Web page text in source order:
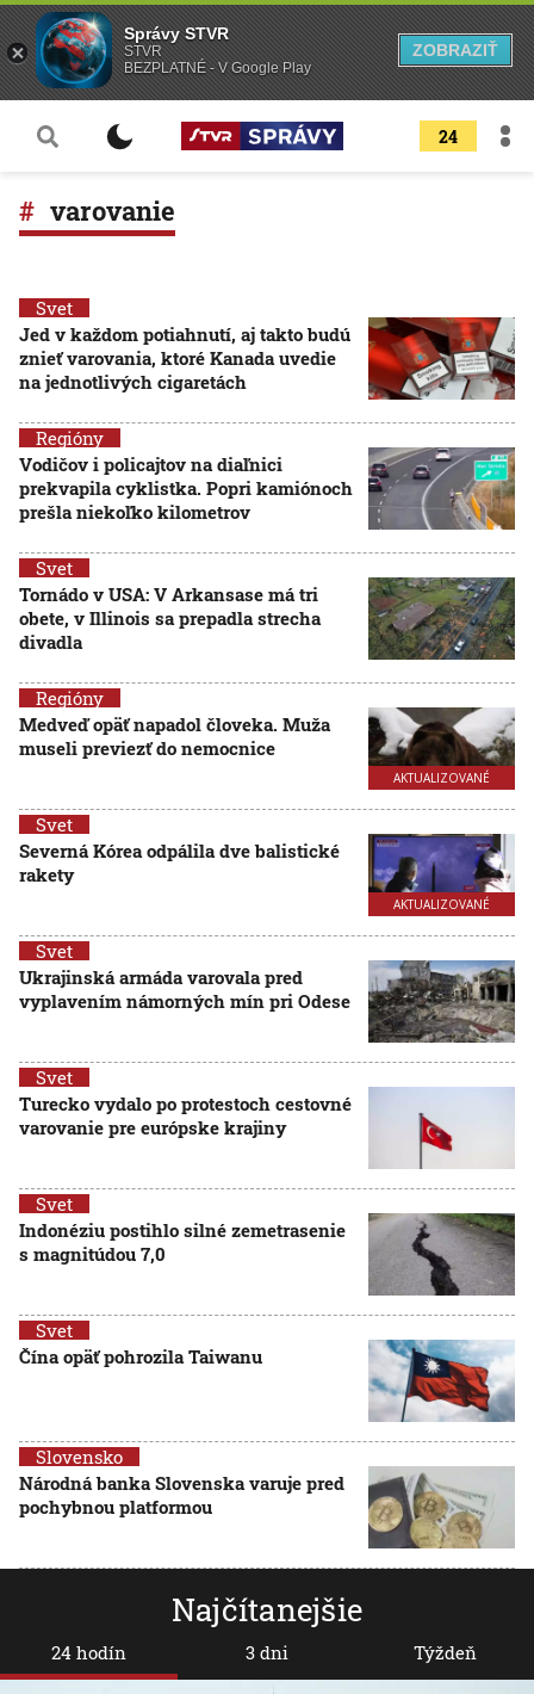
24
varovanie
Svet
Jed v každom potiahnutí, aj takto budú
znieť varovania, ktoré Kanada uvedie
na jednotlivých cigaretách
Regióny
Vodičov i policajtov na diaľnici
prekvapila cyklistka. Popri kamiónoch
prešla niekoľko kilometrov
Svet
Tornádo v USA: V Arkansase má tri
obete, v Illinois sa prepadla strecha
divadla
AKTUALIZOVANÉ
Regióny
Medveď opäť napadol človeka. Muža
museli previezť do nemocnice
AKTUALIZOVANÉ
Svet
Severná Kórea odpálila dve balistické
rakety
Svet
Ukrajinská armáda varovala pred
vyplavením námorných mín pri Odese
Svet
Turecko vydalo po protestoch cestovné
varovanie pre európske krajiny
Svet
Indonéziu postihlo silné zemetrasenie
s magnitúdou 7,0
Svet
Čína opäť pohrozila Taiwanu
Slovensko
Národná banka Slovenska varuje pred
pochybnou platformou
Najčítanejšie
24 hodín 3 dni Týždeň
Správy STVR
STVR
BEZPLATNÉ - V Google Play
ZOBRAZIŤ